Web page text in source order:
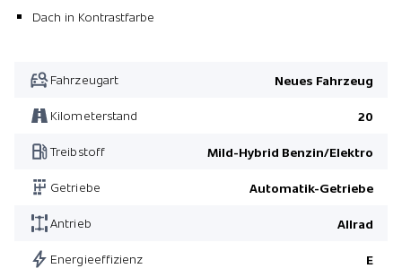
Dach in Kontrastfarbe
Fahrzeugart Neues Fahrzeug
Kilometerstand 20
Treibstoff Mild-Hybrid Benzin/Elektro
Getriebe Automatik-Getriebe
Antrieb Allrad
Energieeffizienz E